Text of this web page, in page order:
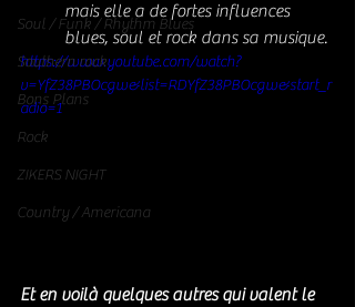
Soul / Funk / Rhythm Blues
Southern rock
Bons Plans
Rock
ZIKERS NIGHT
Country / Americana
mais elle a de fortes influences
blues, soul et rock dans sa musique.
https://www.youtube.com/watch?
v=YfZ38PBOcgw&list=RDYfZ38PBOcgw&start_r
adio=1
Et en voilà quelques autres qui valent le